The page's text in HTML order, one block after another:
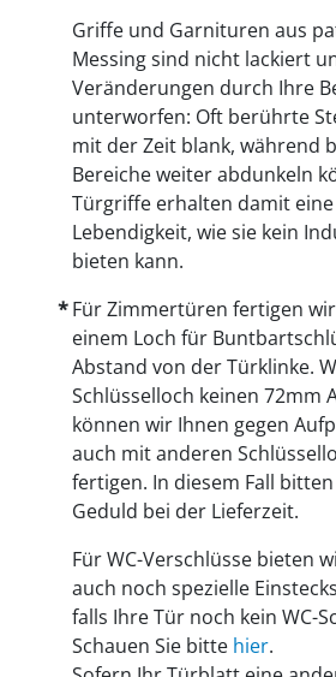
Griffe und Garnituren aus
Messing sind nicht lackiert
Veränderungen durch Ihre
unterworfen: Oft berührte
mit der Zeit blank, während
Bereiche weiter abdunkeln
Türgriffe erhalten damit
Lebendigkeit, wie sie kein
bieten kann.
Für Zimmertüren fertigen
einem Loch für
Abstand von der Türklinke.
Schlüsselloch keinen 72mm
können wir Ihnen gegen
auch mit anderen
fertigen. In diesem Fall
Geduld bei der Lieferzeit.
Für WC-Verschlüsse bieten
auch noch spezielle
falls Ihre Tür noch kein WC-
Schauen Sie bitte hier.